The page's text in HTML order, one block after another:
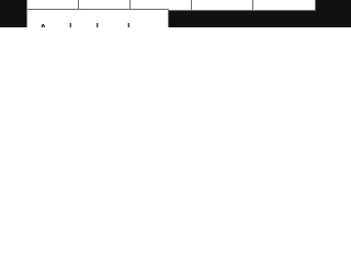
Ander bedrag